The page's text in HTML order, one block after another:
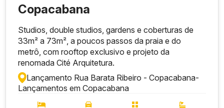
Copacabana
Studios, double studios, gardens e coberturas de
33m² a 73m², a poucos passos da praia e do
metrô, com rooftop exclusivo e projeto da
renomada Cité Arquitetura.
Lançamento Rua Barata Ribeiro - Copacabana-
Lançamentos em Copacabana